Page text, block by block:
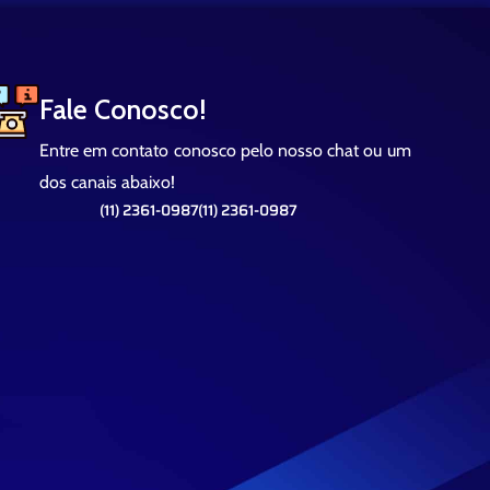
Fale Conosco!
Entre em contato conosco pelo nosso chat ou um
dos canais abaixo!
(11) 2361-0987(11) 2361-0987